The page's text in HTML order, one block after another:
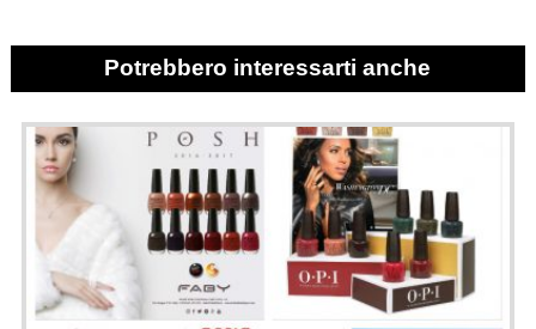
Potrebbero interessarti anche